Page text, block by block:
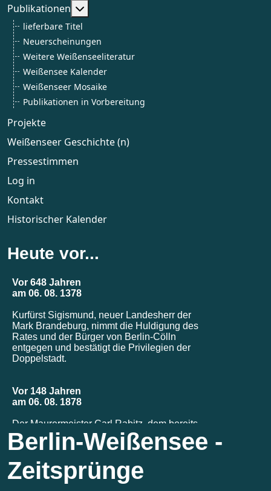
Publikationen
Weitere Informationen: Publikationen
lieferbare Titel
Neuerscheinungen
Weitere Weißenseeliteratur
Weißensee Kalender
Weißenseer Mosaike
Publikationen in Vorbereitung
Projekte
Weißenseer Geschichte (n)
Pressestimmen
Log in
Kontakt
Historischer Kalender
Heute vor...
Berlin-Weißensee -
Zeitsprünge